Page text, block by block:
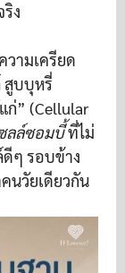
ง
ามเครียด
สูบบุหรี่
ก่” (Cellular
ลล์ซอมบี้ที่ไม่
ดีๆ รอบข้าง
นวัยเดียวกัน